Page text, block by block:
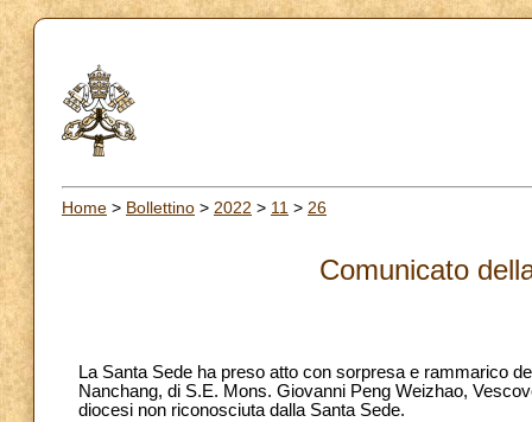
Home > Bollettino > 2022 > 11 > 26
Comunicato
La Santa Sede ha preso atto con sorpresa e rammarico
Nanchang, di S.E. Mons. Giovanni Peng Weizhao,
diocesi non riconosciuta dalla Santa Sede.